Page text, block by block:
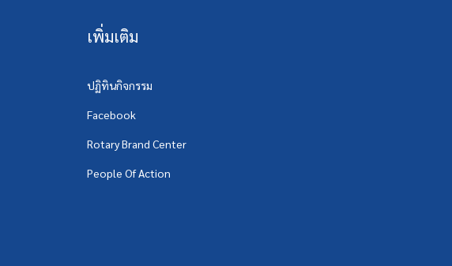
เพิ่มเติม
ปฏิทินกิจกรรม
Facebook
Rotary Brand Center
People Of Action